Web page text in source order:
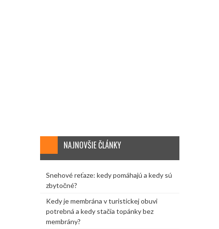
NAJNOVŠIE ČLÁNKY
Snehové reťaze: kedy pomáhajú a kedy sú
zbytočné?
Kedy je membrána v turistickej obuvi
potrebná a kedy stačia topánky bez
membrány?